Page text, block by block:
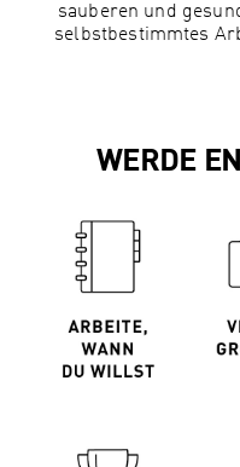
sauberen und
selbstbestimmtes
WERDE